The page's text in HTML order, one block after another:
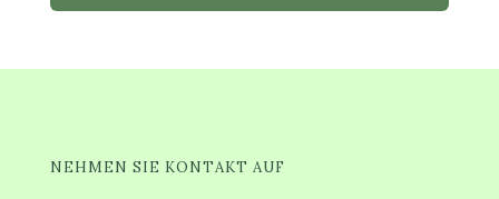
NEHMEN SIE KONTAKT AUF